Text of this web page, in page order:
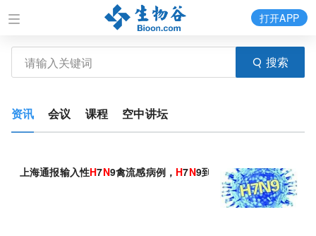
搜索
打开APP
资讯 会议 课程 空中讲坛
上海通报输入性H7N9禽流感病例， H7N9到底是什么？